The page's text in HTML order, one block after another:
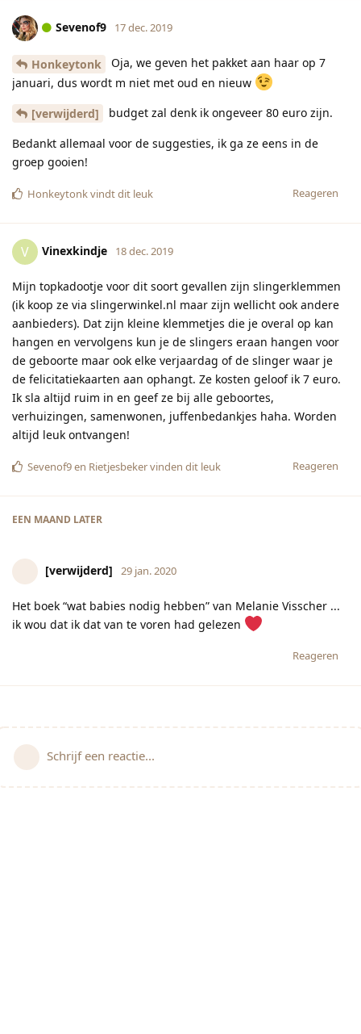
Sevenof9 17 dec. 2019
Honkeytonk
Oja, we geven het pakket aan haar op 7
januari, dus wordt m niet met oud en nieuw
[verwijderd] budget zal denk ik ongeveer 80 euro zijn.
Bedankt allemaal voor de suggesties, ik ga ze eens in de
groep gooien!
Reageren
Honkeytonkvindt dit leuk
V Vinexkindje 18 dec. 2019
Mijn topkadootje voor dit soort gevallen zijn slingerklemmen
(ik koop ze via slingerwinkel.nl maar zijn wellicht ook andere
aanbieders). Dat zijn kleine klemmetjes die je overal op kan
hangen en vervolgens kun je de slingers eraan hangen voor
de geboorte maar ook elke verjaardag of de slinger waar je
de felicitatiekaarten aan ophangt. Ze kosten geloof ik 7 euro.
Ik sla altijd ruim in en geef ze bij alle geboortes,
verhuizingen, samenwonen, juffenbedankjes haha. Worden
altijd leuk ontvangen!
Reageren
Sevenof9en Rietjesbekervinden dit leuk
EEN MAAND LATER
[verwijderd] 29 jan. 2020
Het boek “wat babies nodig hebben” van Melanie Visscher ...
ik wou dat ik dat van te voren had gelezen
Reageren
Schrijf een reactie...